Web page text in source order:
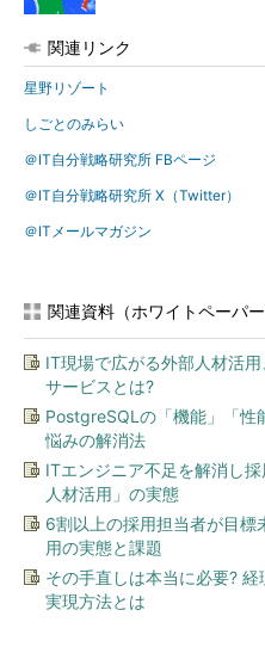
関連リンク
星野リゾート
しごとのみらい
＠IT自分戦略研究所 FBページ
＠IT自分戦略研究所 X（Twitter）
＠ITメールマガジン
関連資料（ホワイトペーパー
IT現場で広がる外部人材活
サービスとは?
PostgreSQLの「機能」「性
悩みの解消法
ITエンジニア不足を解消し
人材活用」の実態
6割以上の採用担当者が目標
用の実態と課題
その手直しは本当に必要?
実現方法とは